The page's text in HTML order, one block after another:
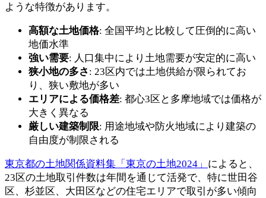
ような特徴があります。
高額な土地価格: 全国平均と比較して圧倒的に高い
地価水準
強い需要: 人口集中により土地需要が安定的に高い
狭小地の多さ: 23区内では土地供給が限られてお
り、狭い敷地が多い
エリアによる価格差: 都心3区と多摩地域では価格が
大きく異なる
厳しい建築制限: 用途地域や防火地域により建築の
自由度が制限される
東京都の土地関係資料集「東京の土地2024」 によると、
23区の土地取引件数は年間を通じて活発で、特に世田谷
区、杉並区、大田区などの住宅エリアで取引が多い傾向